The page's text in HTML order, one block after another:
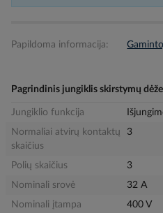
Papildoma informacija:
Pagrindinis jungiklis skirstymų
Jungiklio funkcija
Normaliai atvirų kontaktų
skaičius
3
Polių skaičius
3
Nominali srovė
32 A
Nominali įtampa
400 V